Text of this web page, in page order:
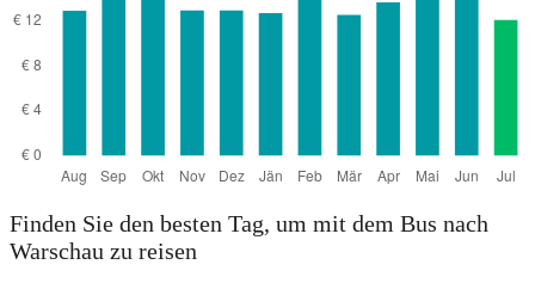
Finden Sie den besten Tag, um mit dem Bus nach
Warschau zu reisen